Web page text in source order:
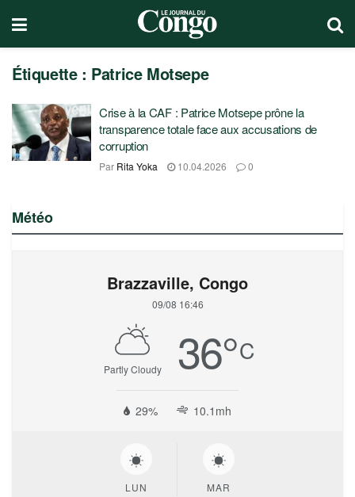
Étiquette : Patrice Motsepe
Crise à la CAF : Patrice Motsepe prône la
transparence totale face aux accusations de
corruption
Par Rita Yoka 10.04.2026 0
Météo
Brazzaville, Congo
09/08 16:46
Partly Cloudy 36°C
29% 10.1mh
LUN MAR